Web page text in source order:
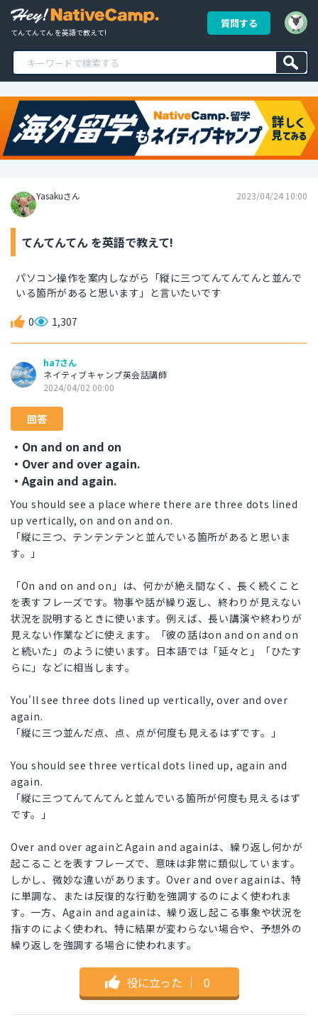
てんてんてん を英語で教えて!
質問する
Yasakuさん 2023/04/24 10:00
てんてんてん を英語で教えて!
パソコン操作を案内しながら「縦に三つてんてんてんと並んで
いる箇所があると思います」と言いたいです
0 1,307
ha7さん
ネイティブキャンプ英会話講師
2024/04/02 00:00
回答
・On and on and on
・Over and over again.
・Again and again.
You should see a place where there are three dots lined
up vertically, on and on and on.
「縦に三つ、テンテンテンと並んでいる箇所があると思いま
す。」
「On and on and on」は、何かが絶え間なく、長く続くこと
を表すフレーズです。物事や話が繰り返し、終わりが見えない
状況を説明するときに使います。例えば、長い講演や終わりが
見えない作業などに使えます。「彼の話はon and on and on
と続いた」のように使います。日本語では「延々と」「ひたす
らに」などに相当します。
You'll see three dots lined up vertically, over and over
again.
「縦に三つ並んだ点、点、点が何度も見えるはずです。」
You should see three vertical dots lined up, again and
again.
「縦に三つてんてんてんと並んでいる箇所が何度も見えるはず
です。」
Over and over againとAgain and againは、繰り返し何かが
起こることを表すフレーズで、意味は非常に類似しています。
しかし、微妙な違いがあります。Over and over againは、特
に単調な、または反復的な行動を強調するのによく使われま
す。一方、Again and againは、繰り返し起こる事象や状況を
指すのによく使われ、特に結果が変わらない場合や、予想外の
繰り返しを強調する場合に使われます。
役に立った ｜ 0